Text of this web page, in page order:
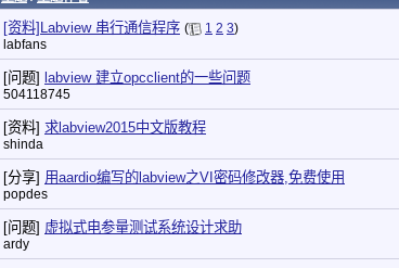
[资料]Labview 串行通信程序 ( 1 2 3)
labfans
[问题] labview 建立opcclient的一些问题
504118745
[资料] 求labview2015中文版教程
shinda
[分享] 用aardio编写的labview之VI密码修改器,免费使用
popdes
[问题] 虚拟式电参量测试系统设计求助
ardy